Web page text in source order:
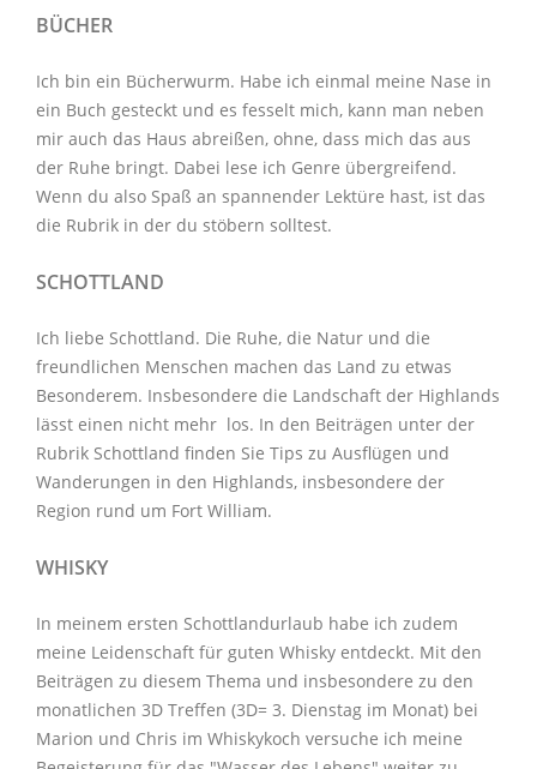
BÜCHER
Ich bin ein Bücherwurm. Habe ich einmal meine Nase in
ein Buch gesteckt und es fesselt mich, kann man neben
mir auch das Haus abreißen, ohne, dass mich das aus
der Ruhe bringt. Dabei lese ich Genre übergreifend.
Wenn du also Spaß an spannender Lektüre hast, ist das
die Rubrik in der du stöbern solltest.
SCHOTTLAND
Ich liebe Schottland. Die Ruhe, die Natur und die
freundlichen Menschen machen das Land zu etwas
Besonderem. Insbesondere die Landschaft der Highlands
lässt einen nicht mehr los. In den Beiträgen unter der
Rubrik Schottland finden Sie Tips zu Ausflügen und
Wanderungen in den Highlands, insbesondere der
Region rund um Fort William.
WHISKY
In meinem ersten Schottlandurlaub habe ich zudem
meine Leidenschaft für guten Whisky entdeckt. Mit den
Beiträgen zu diesem Thema und insbesondere zu den
monatlichen 3D Treffen (3D= 3. Dienstag im Monat) bei
Marion und Chris im Whiskykoch versuche ich meine